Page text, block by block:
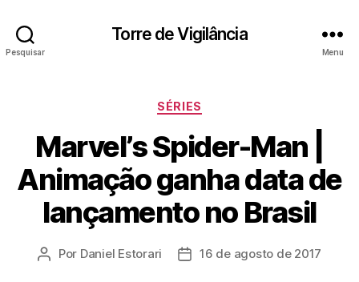
Pesquisar
Torre de Vigilância
Menu
Categorias
SÉRIES
Marvel’s Spider-Man |
Animação ganha data de
lançamento no Brasil
Autor
Por Daniel Estorari
Data16 de agosto de 2017